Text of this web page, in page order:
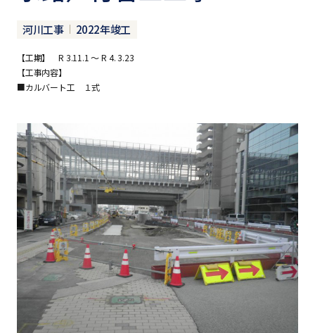
河川工事 2022年竣工
【工期】 R 3.11.1 ～ R 4. 3.23
【工事内容】
■カルバート工 １式